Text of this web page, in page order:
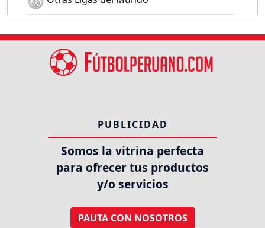
PUBLICIDAD
Somos la vitrina perfecta
para ofrecer tus productos
y/o servicios
PAUTA CON NOSOTROS